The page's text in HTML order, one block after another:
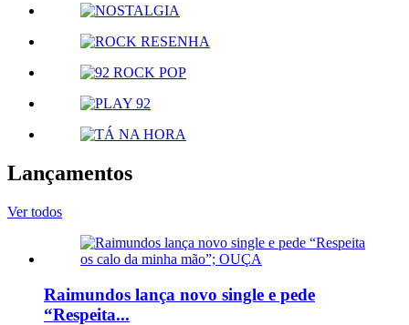
Lançamentos
Ver todos
Raimundos lança novo single e pede
“Respeita...